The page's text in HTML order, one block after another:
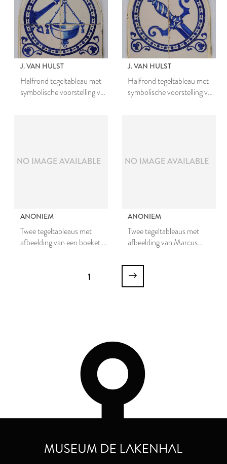
J. VAN HULST
Halfrond tegeltableau met
symbolische voorstelling van
J. VAN HULST
Halfrond tegeltableau met
symbolische voorstelling van
NO IMAGE AVAILABLE
ANONIEM
Twee tegeltableaus met
afbeelding van een boeket in
NO IMAGE AVAILABLE
ANONIEM
Twee tegeltableaus met
afbeelding van Marcus
1